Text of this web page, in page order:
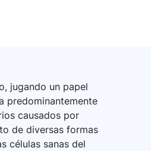
jugando un papel
predominantemente
causados por
de diversas formas
células sanas del